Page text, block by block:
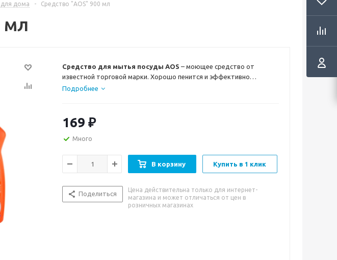
дома - Средство "AOS" 900 мл
мл
Средство для мытья посуды AOS – моющее средство от
известной торговой марки. Хорошо пенится и эффективно
очищает посуду от любых загрязнений. Легко смывается водой, не
одной капли на губку. Большого объема упаковки хватит надолго.
Подробнее
169 ₽
Много
В корзину Купить в 1 клик
Поделиться
Цена действительна только для интернет-
магазина и может отличаться от цен в
розничных магазинах